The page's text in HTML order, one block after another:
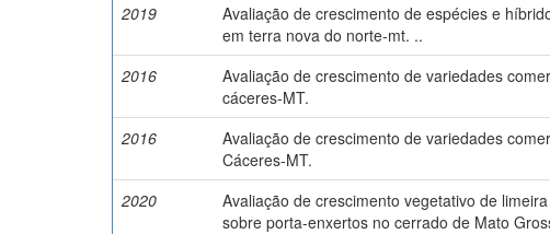
2019
Avaliação de crescimento de espécies e
em terra nova do norte-mt. ..
2016
Avaliação de crescimento de variedades
cáceres-MT.
2016
Avaliação de crescimento de variedades
Cáceres-MT.
2020
Avaliação de crescimento vegetativo de
sobre porta-enxertos no cerrado de Mato